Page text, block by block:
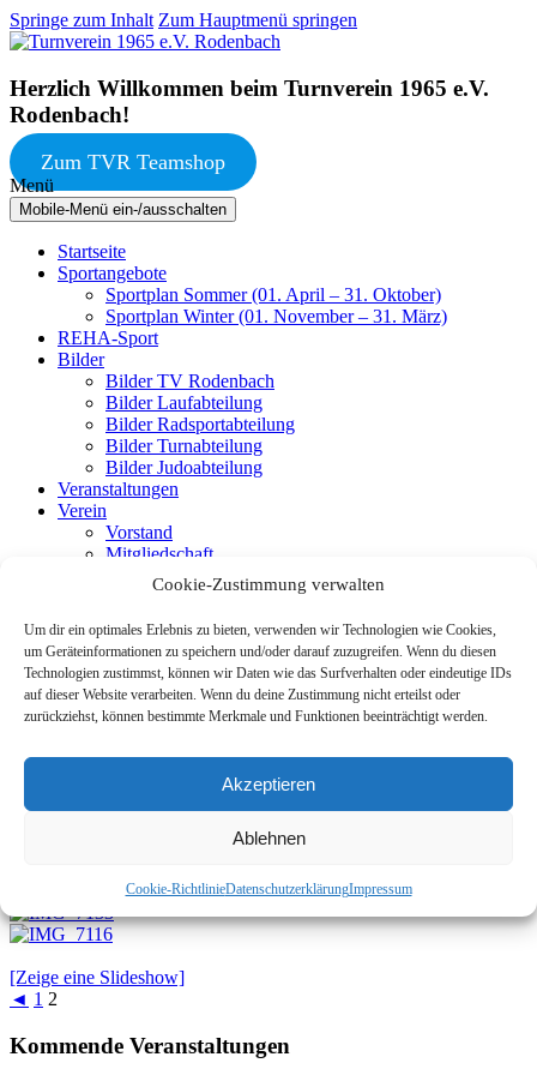
Cookie-Zustimmung verwalten
Um dir ein optimales Erlebnis zu bieten, verwenden wir Technologien wie Cookies,
um Geräteinformationen zu speichern und/oder darauf zuzugreifen. Wenn du diesen
Technologien zustimmst, können wir Daten wie das Surfverhalten oder eindeutige IDs
auf dieser Website verarbeiten. Wenn du deine Zustimmung nicht erteilst oder
zurückziehst, können bestimmte Merkmale und Funktionen beeinträchtigt werden.
Akzeptieren
Ablehnen
Cookie-RichtlinieDatenschutzerklärungImpressum
Springe zum Inhalt Zum Hauptmenü springen
Herzlich Willkommen beim Turnverein 1965 e.V.
Rodenbach!
Zum TVR Teamshop
Menü
Mobile-Menü ein-/ausschalten
Startseite
Sportangebote
Sportplan Sommer (01. April – 31. Oktober)
Sportplan Winter (01. November – 31. März)
REHA-Sport
Bilder
Bilder TV Rodenbach
Bilder Laufabteilung
Bilder Radsportabteilung
Bilder Turnabteilung
Bilder Judoabteilung
Veranstaltungen
Verein
Vorstand
Mitgliedschaft
Satzung
Geschäftsordnung
Beitragsordnung
Ehrungsordnung
Bilder TV Rodenbach
2024 Kinderfasching
[Zeige eine Slideshow]
◄ 1 2
Kommende Veranstaltungen